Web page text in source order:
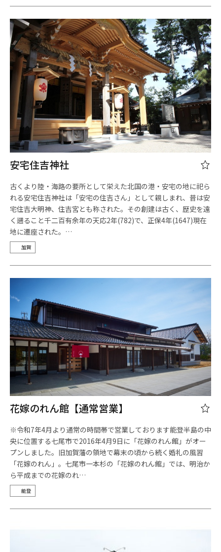
安宅住吉神社
古くより陸・海路の要所として栄えた北国の港・安宅の地に祀ら
れる安宅住吉神社は「安宅の住吉さん」として親しまれ、昔は安
宅住吉大明神、住吉宮とも称された。その創建は古く、歴史を遠
く遡ること千二百有余年の天応2年(782)で、正保4年(1647)現在
地に遷座された。…
加賀
花嫁のれん館【通常営業】
※令和7年4月より通常の時間帯で営業しております能登半島の中
央に位置する七尾市で2016年4月9日に「花嫁のれん館」がオー
プンしました。旧加賀藩の領地で幕末の頃から続く婚礼の風習
「花嫁のれん」。七尾市一本杉の「花嫁のれん館」では、明治か
ら平成までの花嫁のれ…
能登